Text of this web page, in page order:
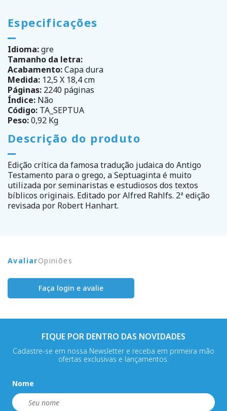
Especificações
Idioma:gre
Tamanho da letra:
Acabamento:Capa dura
Medida: 12,5 X 18,4 cm
Páginas: 2240 páginas
Índice: Não
Código: TA_SEPTUA
Peso:0,92 Kg
Descrição do produto
Edição crítica da famosa tradução judaica do Antigo
Testamento para o grego, a Septuaginta é muito
utilizada por seminaristas e estudiosos dos textos
bíblicos originais. Editado por Alfred Rahlfs. 2ª edição
revisada por Robert Hanhart.
AvaliarOpiniões
Faça login e avalie
FIQUE POR DENTRO DAS NOVIDADES
Cadastre-se em nossa Newsletter e receba em primeira mão
ofertas exclusivas e lançamentos.
Nome